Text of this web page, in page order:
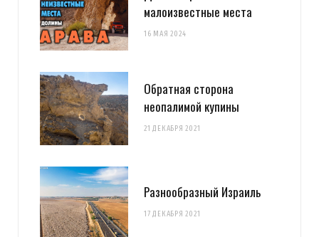
малоизвестные места
16 МАЯ 2024
Обратная сторона
неопалимой купины
21 ДЕКАБРЯ 2021
Разнообразный Израиль
17 ДЕКАБРЯ 2021